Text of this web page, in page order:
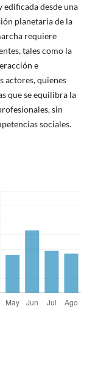
desde una
planetaria de la
requiere
tales como la
e
actores, quienes
que se equilibra la
sin
sociales.